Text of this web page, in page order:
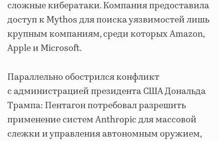
сложные кибератаки. Компания предоставила
доступ к Mythos для поиска уязвимостей лишь
крупным компаниям, среди которых Amazon,
Apple и Microsoft.
Параллельно обострился конфликт
с администрацией президента США Дональда
Трампа: Пентагон потребовал разрешить
применение систем Anthropic для массовой
слежки и управления автономным оружием,